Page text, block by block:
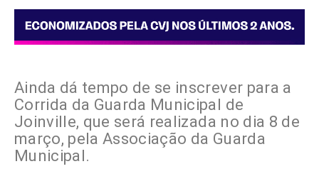
Ainda dá tempo de se inscrever para a
Corrida da Guarda Municipal de
Joinville, que será realizada no dia 8 de
março, pela Associação da Guarda
Municipal.